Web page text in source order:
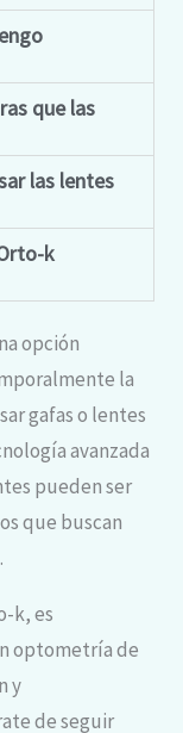
que las
las lentes
k
opción
la
gafas o lentes
avanzada
pueden ser
que buscan
k, es
optometría de
y
de seguir